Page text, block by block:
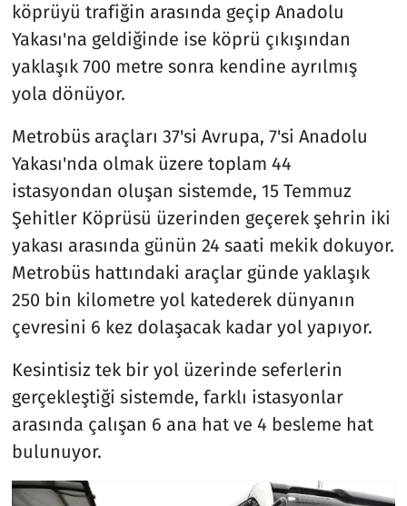
köprüyü trafiğin arasında geçip Anadolu
Yakası'na geldiğinde ise köprü çıkışından
yaklaşık 700 metre sonra kendine ayrılmış
yola dönüyor.
Metrobüs araçları 37'si Avrupa, 7'si Anadolu
Yakası'nda olmak üzere toplam 44
istasyondan oluşan sistemde, 15 Temmuz
Şehitler Köprüsü üzerinden geçerek şehrin iki
yakası arasında günün 24 saati mekik dokuyor.
Metrobüs hattındaki araçlar günde yaklaşık
250 bin kilometre yol katederek dünyanın
çevresini 6 kez dolaşacak kadar yol yapıyor.
Kesintisiz tek bir yol üzerinde seferlerin
gerçekleştiği sistemde, farklı istasyonlar
arasında çalışan 6 ana hat ve 4 besleme hat
bulunuyor.